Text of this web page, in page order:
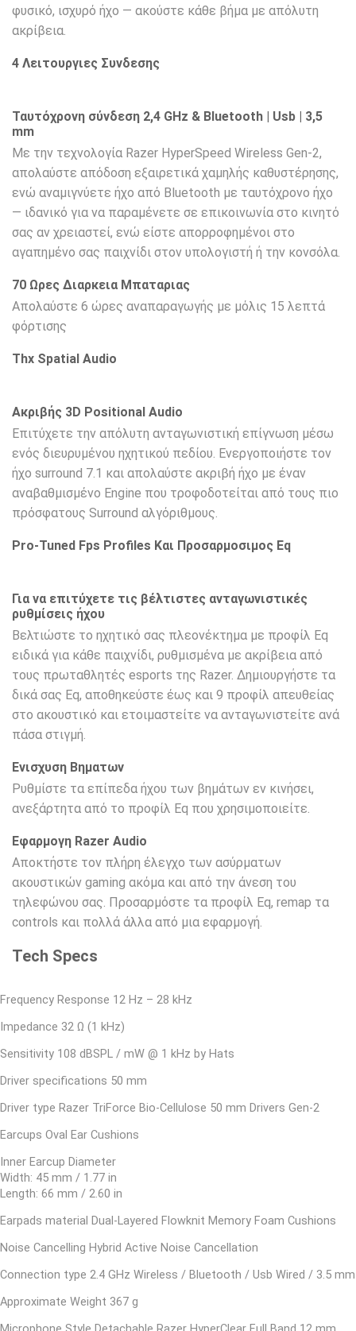
φυσικό, ισχυρό ήχο — ακούστε κάθε βήμα με απόλυτη
ακρίβεια.
4 Λειτουργιες Συνδεσης
Ταυτόχρονη σύνδεση 2,4 GHz & Bluetooth | Usb | 3,5
mm
Με την τεχνολογία Razer HyperSpeed Wireless Gen-2,
απολαύστε απόδοση εξαιρετικά χαμηλής καθυστέρησης,
ενώ αναμιγνύετε ήχο από Bluetooth με ταυτόχρονο ήχο
— ιδανικό για να παραμένετε σε επικοινωνία στο κινητό
σας αν χρειαστεί, ενώ είστε απορροφημένοι στο
αγαπημένο σας παιχνίδι στον υπολογιστή ή την κονσόλα.
70 Ωρες Διαρκεια Μπαταριας
Απολαύστε 6 ώρες αναπαραγωγής με μόλις 15 λεπτά
φόρτισης
Thx Spatial Audio
Ακριβής 3D Positional Audio
Επιτύχετε την απόλυτη ανταγωνιστική επίγνωση μέσω
ενός διευρυμένου ηχητικού πεδίου. Ενεργοποιήστε τον
ήχο surround 7.1 και απολαύστε ακριβή ήχο με έναν
αναβαθμισμένο Engine που τροφοδοτείται από τους πιο
πρόσφατους Surround αλγόριθμους.
Pro-Tuned Fps Profiles Και Προσαρμοσιμος Eq
Για να επιτύχετε τις βέλτιστες ανταγωνιστικές
ρυθμίσεις ήχου
Βελτιώστε το ηχητικό σας πλεονέκτημα με προφίλ Eq
ειδικά για κάθε παιχνίδι, ρυθμισμένα με ακρίβεια από
τους πρωταθλητές esports της Razer. Δημιουργήστε τα
δικά σας Eq, αποθηκεύστε έως και 9 προφίλ απευθείας
στο ακουστικό και ετοιμαστείτε να ανταγωνιστείτε ανά
πάσα στιγμή.
Ενισχυση Βηματων
Ρυθμίστε τα επίπεδα ήχου των βημάτων εν κινήσει,
ανεξάρτητα από το προφίλ Eq που χρησιμοποιείτε.
Εφαρμογη Razer Audio
Αποκτήστε τον πλήρη έλεγχο των ασύρματων
ακουστικών gaming ακόμα και από την άνεση του
τηλεφώνου σας. Προσαρμόστε τα προφίλ Eq, remap τα
controls και πολλά άλλα από μια εφαρμογή.
Tech Specs
Frequency Response 12 Hz – 28 kHz
Impedance 32 Ω (1 kHz)
Sensitivity 108 dBSPL / mW @ 1 kHz by Hats
Driver specifications 50 mm
Driver type Razer TriForce Bio-Cellulose 50 mm Drivers Gen-2
Earcups Oval Ear Cushions
Inner Earcup Diameter
Width: 45 mm / 1.77 in
Length: 66 mm / 2.60 in
Earpads material Dual-Layered Flowknit Memory Foam Cushions
Noise Cancelling Hybrid Active Noise Cancellation
Connection type 2.4 GHz Wireless / Bluetooth / Usb Wired / 3.5 mm
Approximate Weight 367 g